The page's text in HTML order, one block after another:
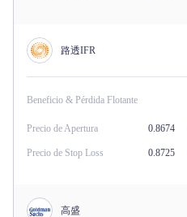
路透IFR
Beneficio & Pérdida Flotante
Precio de Apertura 0.8674
Precio de Stop Loss 0.8725
高盛